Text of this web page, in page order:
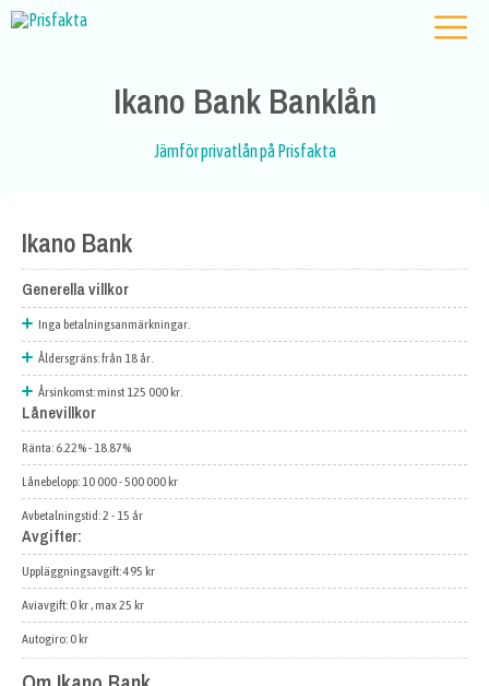
Ikano Bank Banklån
Jämför privatlån på Prisfakta
Ikano Bank
Generella villkor
Inga betalningsanmärkningar.
Åldersgräns: från 18 år.
Årsinkomst: minst 125 000 kr.
Lånevillkor
Ränta: 6.22% - 18.87%
Lånebelopp: 10 000 - 500 000 kr
Avbetalningstid: 2 - 15 år
Avgifter:
Uppläggningsavgift: 495 kr
Aviavgift: 0 kr , max 25 kr
Autogiro: 0 kr